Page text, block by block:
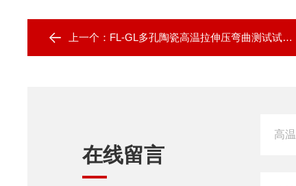
上一个： FL-GL多孔陶瓷高温拉伸压弯曲测试试验机
在线留言